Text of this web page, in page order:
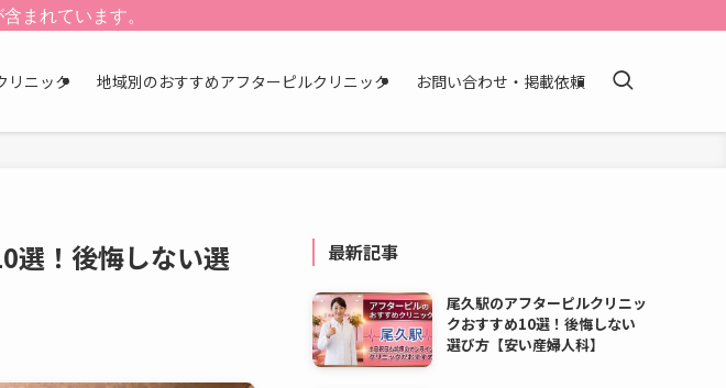
まれています。
リニック 地域別のおすすめアフターピルクリニック お問い合わせ・掲載依頼
選！後悔しない選
最新記事
尾久駅のアフターピルクリニッ
クおすすめ10選！後悔しない
選び方【安い産婦人科】